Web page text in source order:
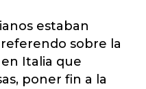
estaban
sobre la
Italia que
poner fin a la